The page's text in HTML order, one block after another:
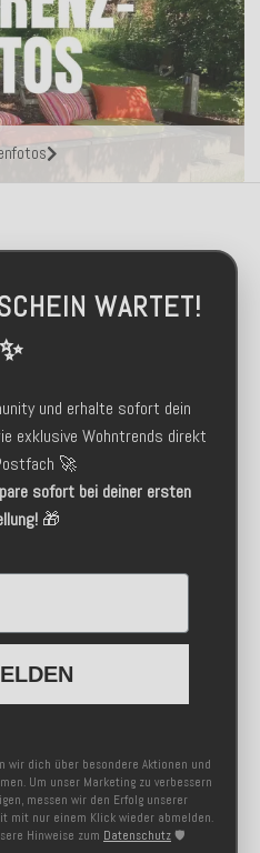
WARTET!
✨
und erhalte sofort dein
exklusive Wohntrends direkt
🚀
sofort bei deiner ersten
🎁
wir dich über besondere Aktionen und
Um unser Marketing zu verbessern
messen wir den Erfolg unserer
mit nur einem Klick wieder abmelden.
Hinweise zum Datenschutz 🛡️